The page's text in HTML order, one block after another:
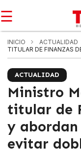
☰
INICIO ACTUALIDAD
TITULAR DE FINANZAS
ACTUALIDAD
Ministro
titular de
y
evitar